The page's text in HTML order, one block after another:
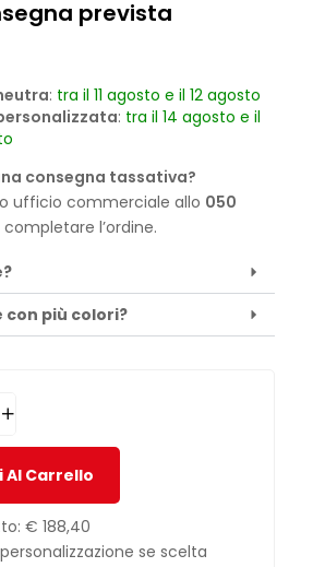
prevista
: tra il 11 agosto e il 12 agosto
: tra il 14 agosto e il
consegna tassativa?
ufficio commerciale allo 050
l’ordine.
con più colori?
Al Carrello
€ 188,40
se scelta